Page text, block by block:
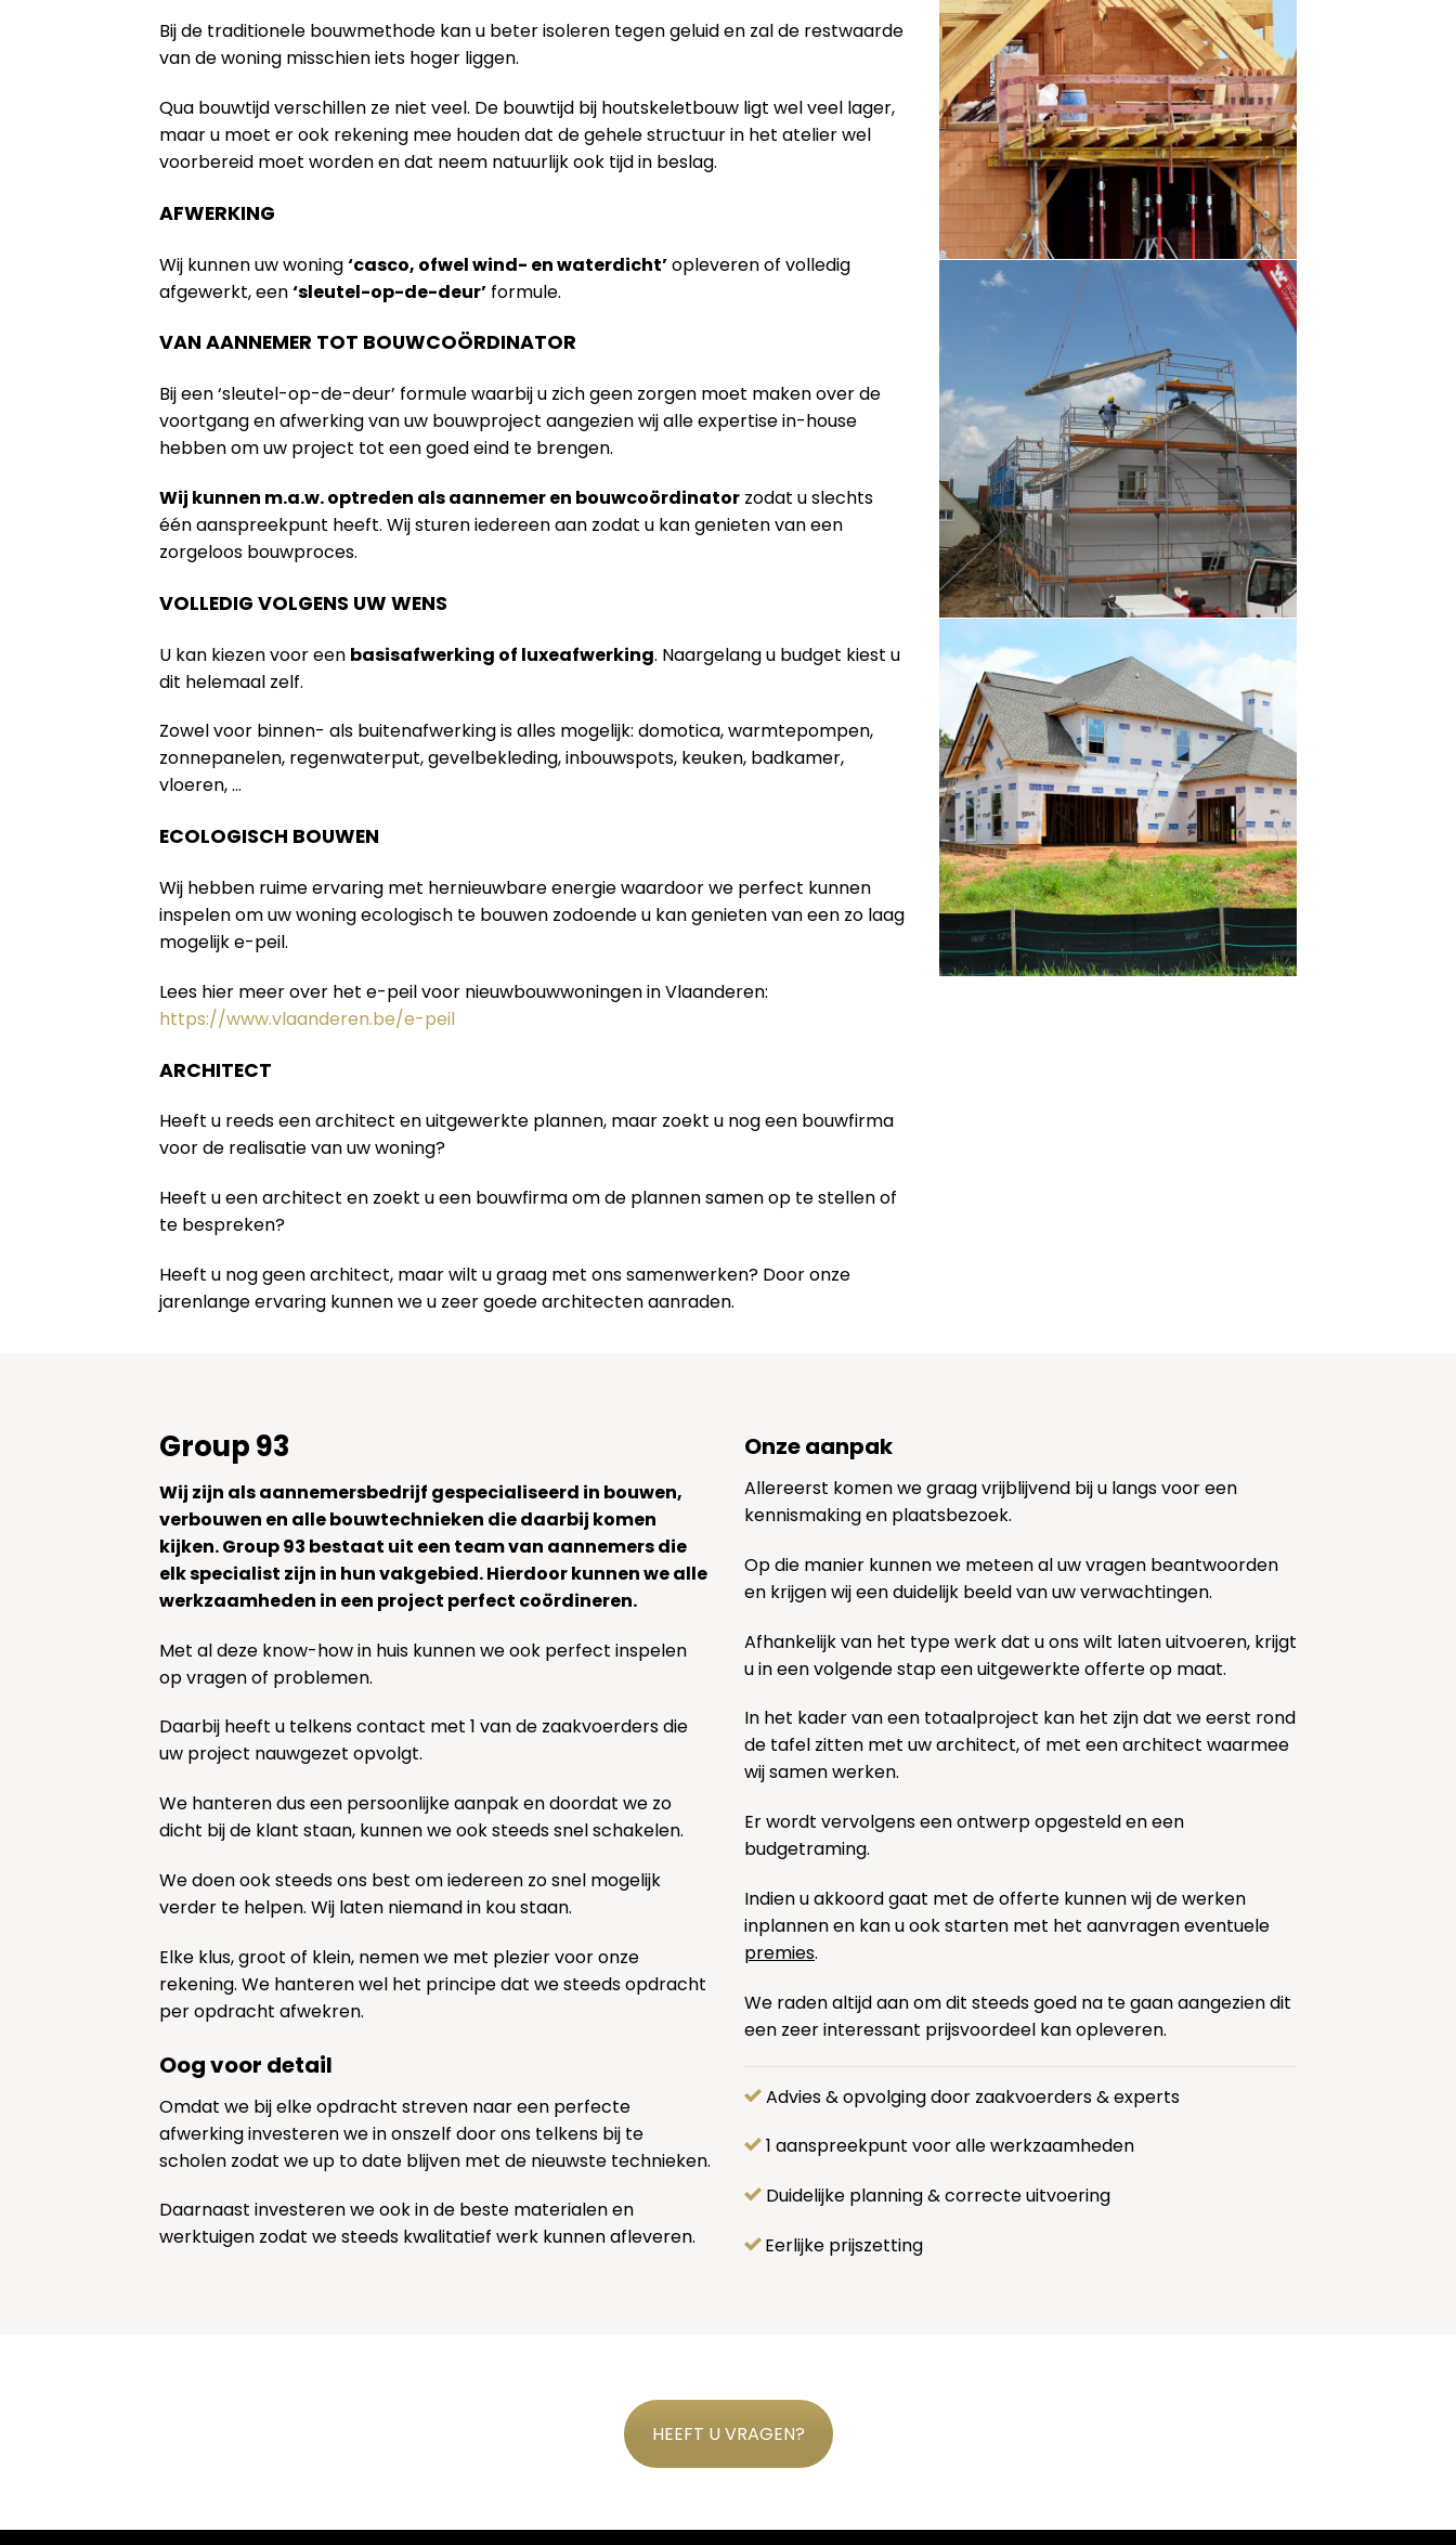
Bij de traditionele bouwmethode kan u beter isoleren tegen geluid en zal de restwaarde
van de woning misschien iets hoger liggen.
Qua bouwtijd verschillen ze niet veel. De bouwtijd bij houtskeletbouw ligt wel veel lager,
maar u moet er ook rekening mee houden dat de gehele structuur in het atelier wel
voorbereid moet worden en dat neem natuurlijk ook tijd in beslag.
AFWERKING
Wij kunnen uw woning‘casco, ofwel wind- en waterdicht’opleveren of volledig
afgewerkt, een‘sleutel-op-de-deur’ formule.
VAN AANNEMER TOT BOUWCOÖRDINATOR
Bij een ‘sleutel-op-de-deur’ formule waarbij u zich geen zorgen moet maken over de
voortgang en afwerking van uw bouwproject aangezien wij alle expertise in-house
hebben om uw project tot een goed eind te brengen.
Wij kunnen m.a.w. optreden als aannemer en bouwcoördinator zodat u slechts
één aanspreekpunt heeft. Wij sturen iedereen aan zodat u kan genieten van een
zorgeloos bouwproces.
VOLLEDIG VOLGENS UW WENS
U kan kiezen voor een basisafwerking of luxeafwerking. Naargelang u budget kiest u
dit helemaal zelf.
Zowel voor binnen- als buitenafwerking is alles mogelijk: domotica, warmtepompen,
zonnepanelen, regenwaterput, gevelbekleding, inbouwspots, keuken, badkamer,
vloeren, …
ECOLOGISCH BOUWEN
Wij hebben ruime ervaring met hernieuwbare energie waardoor we perfect kunnen
inspelen om uw woning ecologisch te bouwen zodoende u kan genieten van een zo laag
mogelijk e-peil.
Lees hier meer over het e-peil voor nieuwbouwwoningen in Vlaanderen:
https://www.vlaanderen.be/e-peil
ARCHITECT
Heeft u reeds een architect en uitgewerkte plannen, maar zoekt u nog een bouwfirma
voor de realisatie van uw woning?
Heeft u een architect en zoekt u een bouwfirma om de plannen samen op te stellen of
te bespreken?
Heeft u nog geen architect, maar wilt u graag met ons samenwerken? Door onze
jarenlange ervaring kunnen we u zeer goede architecten aanraden.
Group 93
Wij zijn als aannemersbedrijf gespecialiseerd in bouwen,
verbouwen en alle bouwtechnieken die daarbij komen
kijken. Group 93 bestaat uit een team van aannemers die
elk specialist zijn in hun vakgebied. Hierdoor kunnen we alle
werkzaamheden in een project perfect coördineren.
Met al deze know-how in huis kunnen we ook perfect inspelen
op vragen of problemen.
Daarbij heeft u telkens contact met 1 van de zaakvoerders die
uw project nauwgezet opvolgt.
We hanteren dus een persoonlijke aanpak en doordat we zo
dicht bij de klant staan, kunnen we ook steeds snel schakelen.
We doen ook steeds ons best om iedereen zo snel mogelijk
verder te helpen. Wij laten niemand in kou staan.
Elke klus, groot of klein, nemen we met plezier voor onze
rekening. We hanteren wel het principe dat we steeds opdracht
per opdracht afwekren.
Oog voor detail
Omdat we bij elke opdracht streven naar een perfecte
afwerking investeren we in onszelf door ons telkens bij te
scholen zodat we up to date blijven met de nieuwste technieken.
Daarnaast investeren we ook in de beste materialen en
werktuigen zodat we steeds kwalitatief werk kunnen afleveren.
Onze aanpak
Allereerst komen we graag vrijblijvend bij u langs voor een
kennismaking en plaatsbezoek.
Op die manier kunnen we meteen al uw vragen beantwoorden
en krijgen wij een duidelijk beeld van uw verwachtingen.
Afhankelijk van het type werk dat u ons wilt laten uitvoeren, krijgt
u in een volgende stap een uitgewerkte offerte op maat.
In het kader van een totaalproject kan het zijn dat we eerst rond
de tafel zitten met uw architect, of met een architect waarmee
wij samen werken.
Er wordt vervolgens een ontwerp opgesteld en een
budgetraming.
Indien u akkoord gaat met de offerte kunnen wij de werken
inplannen en kan u ook starten met het aanvragen eventuele
premies.
We raden altijd aan om dit steeds goed na te gaan aangezien dit
een zeer interessant prijsvoordeel kan opleveren.
Advies & opvolging door zaakvoerders & experts
1 aanspreekpunt voor alle werkzaamheden
Duidelijke planning & correcte uitvoering
Eerlijke prijszetting
HEEFT U VRAGEN?